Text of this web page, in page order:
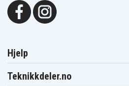
Hjelp
Teknikkdeler.no